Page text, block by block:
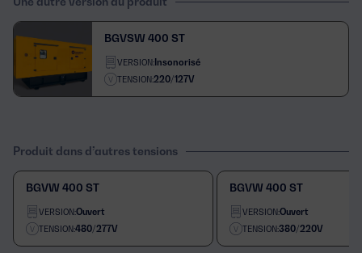
BGVSW 400 ST
VERSION:Insonorisé
TENSION:220/127V
Produit dans d’autres tensions
BGVW 400 ST
VERSION:Ouvert
TENSION:480/277V
BGVW 400 ST
VERSION:Ouvert
TENSION:380/220V